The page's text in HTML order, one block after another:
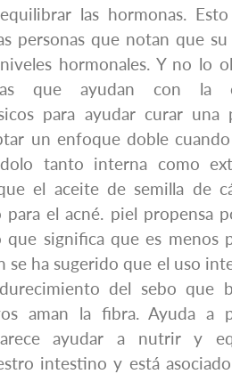
las hormonas.
personas que notan que
hormonales. Y no lo
que ayudan con la
para ayudar curar
un enfoque doble
tanto interna como
el aceite de semilla de
para el acné. piel propensa
que significa que es menos
se ha sugerido que el uso
del sebo que
aman la fibra. Ayuda a
ayudar a nutrir y
intestino y está